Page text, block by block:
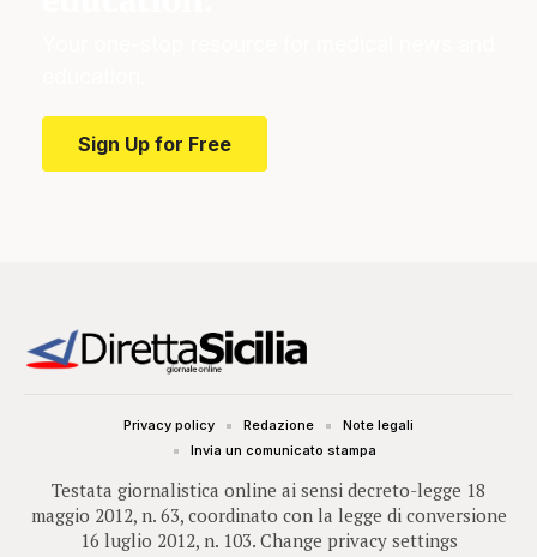
Sign Up for Free
Testata giornalistica online ai sensi decreto-legge 18
maggio 2012, n. 63, coordinato con la legge di conversione
16 luglio 2012, n. 103. Change privacy settings
Privacy policy Redazione
Note legali
Invia un comunicato stampa